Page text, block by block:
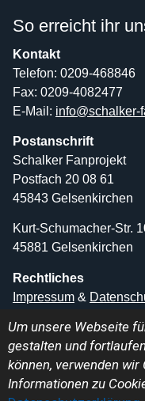
So erreicht ihr
Kontakt
Telefon: 0209-468846
Fax: 0209-4082477
E-Mail: info@schalker-
Postanschrift
Schalker Fanprojekt
Postfach 20 08 61
45843 Gelsenkirchen
Kurt-Schumacher-Str.
45881 Gelsenkirchen
Rechtliches
Impressum &
Um unsere Webseite
gestalten und
können, verwenden wir
Informationen zu